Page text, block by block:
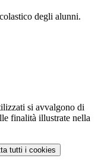
degli alunni.
si avvalgono di
finalità illustrate nella
tutti i cookies